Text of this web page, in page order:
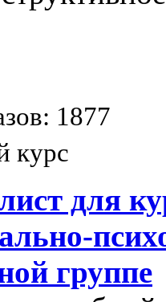
1877
курс
для
группе